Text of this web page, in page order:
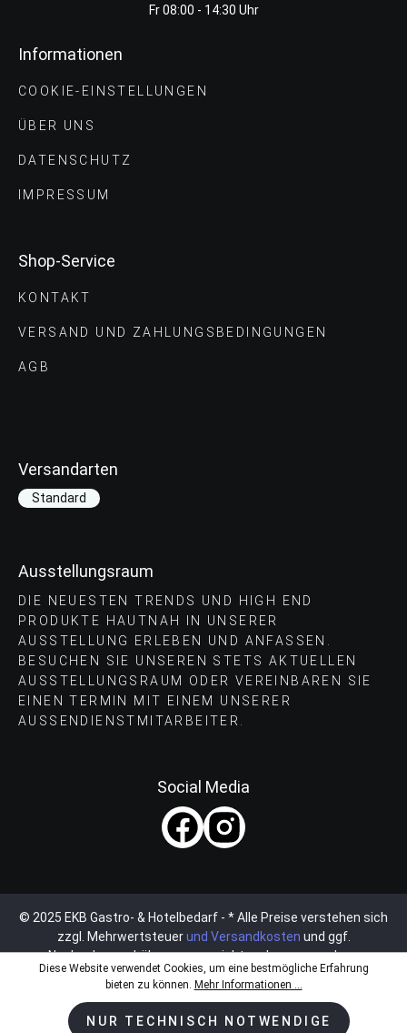
Fr 08:00 - 14:30 Uhr
Informationen
COOKIE-EINSTELLUNGEN
ÜBER UNS
DATENSCHUTZ
IMPRESSUM
Shop-Service
KONTAKT
VERSAND UND ZAHLUNGS­BEDINGUNGEN
AGB
Versandarten
Standard
Ausstellungsraum
DIE NEUESTEN TRENDS UND HIGH END
PRODUKTE HAUTNAH IN UNSERER
AUSSTELLUNG ERLEBEN UND ANFASSEN.
BESUCHEN SIE UNSEREN STETS AKTUELLEN
AUSSTELLUNGSRAUM ODER VEREINBAREN SIE
EINEN TERMIN MIT EINEM UNSERER
AUSSENDIENSTMITARBEITER.
Social Media
© 2025 EKB Gastro- & Hotelbedarf - * Alle Preise verstehen sich
zzgl. Mehrwertsteuerund Versandkosten und ggf.
Nachnahmegebühren, wenn nicht anders angegeben.
Diese Website verwendet Cookies, um eine bestmögliche Erfahrung
bieten zu können. Mehr Informationen ...
NUR TECHNISCH NOTWENDIGE